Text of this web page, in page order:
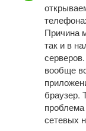
Причина
так и в
вообще
браузер.
сетевых